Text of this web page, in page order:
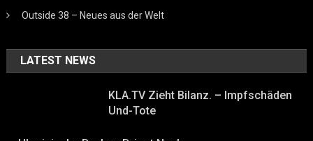
Outside 38 – Neues aus der Welt
LATEST NEWS
KLA.TV Zieht Bilanz. – Impfschäden
Und-Tote